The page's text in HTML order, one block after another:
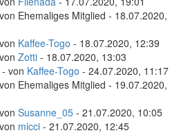
Ehemaliges Mitglied - 18.07.2020,
Kaffee-Togo - 18.07.2020, 12:39
Zotti - 18.07.2020, 13:03
- von Kaffee-Togo - 24.07.2020, 11:17
Ehemaliges Mitglied - 19.07.2020,
Susanne_05 - 21.07.2020, 10:05
micci - 21.07.2020, 12:45